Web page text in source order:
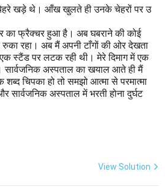
चेहरे खड़े थे। आँख खुलते ही उनके चेहरों पर उ
का फ्रैक्चर हुआ है। अब घबराने की कोई
रहा। अब मैं अपनी टाँगों की ओर देखता
स्टैंड पर लटक रही थी। मेरे दिमाग में एक
सार्वजनिक अस्पताल का खयाल आते ही मैं
चिपका हो तो समझो आत्मा से परमात्मा
अस्पताल में भरती होना दुर्घट
View Solution